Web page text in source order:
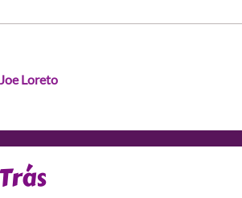
Joe Loreto